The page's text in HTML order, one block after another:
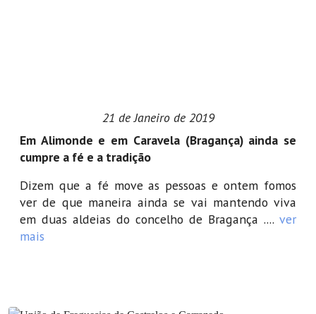
21 de Janeiro de 2019
Em Alimonde e em Caravela (Bragança) ainda se
cumpre a fé e a tradição
Dizem que a fé move as pessoas e ontem fomos
ver de que maneira ainda se vai mantendo viva
em duas aldeias do concelho de Bragança .... ver
mais